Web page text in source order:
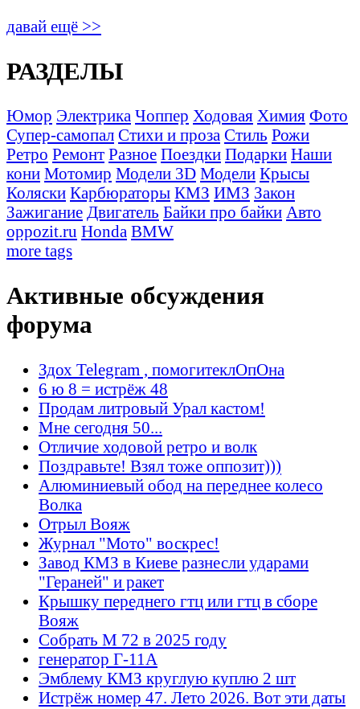
давай ещё >>
РАЗДЕЛЫ
Юмор Электрика Чоппер Ходовая Химия Фото
Супер-самопал Стихи и проза Стиль Рожи
Ретро Ремонт Разное Поездки Подарки Наши
кони Мотомир Модели 3D Модели Крысы
Коляски Карбюраторы КМЗ ИМЗ Закон
Зажигание Двигатель Байки про байки Авто
oppozit.ru Honda BMW
more tags
Активные обсуждения
форума
Здох Telegram , помогитеклОпОна
6 ю 8 = истрёж 48
Продам литровый Урал кастом!
Мне сегодня 50...
Отличие ходовой ретро и волк
Поздравьте! Взял тоже оппозит)))
Алюминиевый обод на переднее колесо
Волка
Отрыл Вояж
Журнал "Мото" воскрес!
Завод КМЗ в Киеве разнесли ударами
"Гераней" и ракет
Крышку переднего гтц или гтц в сборе
Вояж
Собрать М 72 в 2025 году
генератор Г-11А
Эмблему КМЗ круглую куплю 2 шт
Истрёж номер 47. Лето 2026. Вот эти даты